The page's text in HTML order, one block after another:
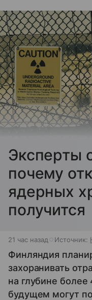
Эксперты
почему
ядерных
получится
21 час назад Источник:
Финляндия
захоранивать
на глубине
будущем могут